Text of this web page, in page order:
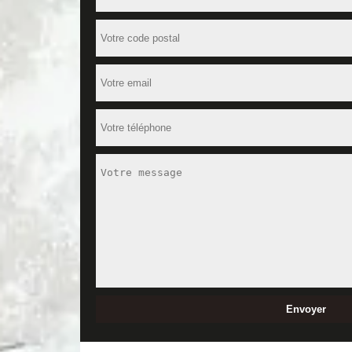
anciens où abîmés. De plus, c'est aussi une des
d'une entreprise douée pour ce travail à Sorigny.
ce service, MD Rénovation est dans la capacité
Mettez à votre profit un artisan
Installée dans la Sorigny, MD Rénovation est
pour effectuer l’installation des parquets à la
à vos besoins. Alors, si vous êtes à la recherche
Nos artisans se déplacent
Le choix du revêtement de votre sol est une étape
couvrir la surface de votre sol. Si vous n’avez
contacter pour nous faire part de votre projet.